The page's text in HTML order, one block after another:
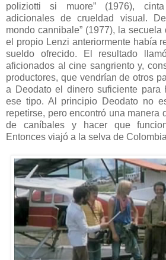
poliziotti si muore” (1976),
adicionales de crueldad visual.
mondo cannibale” (1977), la
el propio Lenzi anteriormente había
sueldo ofrecido. El resultado
aficionados al cine sangriento y,
productores, que vendrían de otros
a Deodato el dinero suficiente para
ese tipo. Al principio Deodato no
repetirse, pero encontró una manera
de caníbales y hacer que
Entonces viajó a la selva de